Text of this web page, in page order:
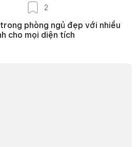
2
phòng ngủ đẹp với nhiều
cho mọi diện tích